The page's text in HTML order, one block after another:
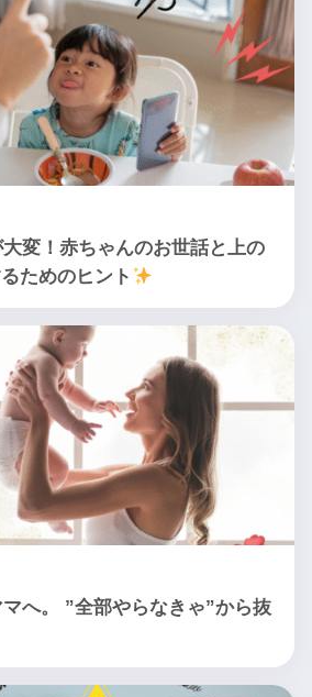
変！赤ちゃんのお世話と上の
ためのヒント
へ。 ”全部やらなきゃ”から抜